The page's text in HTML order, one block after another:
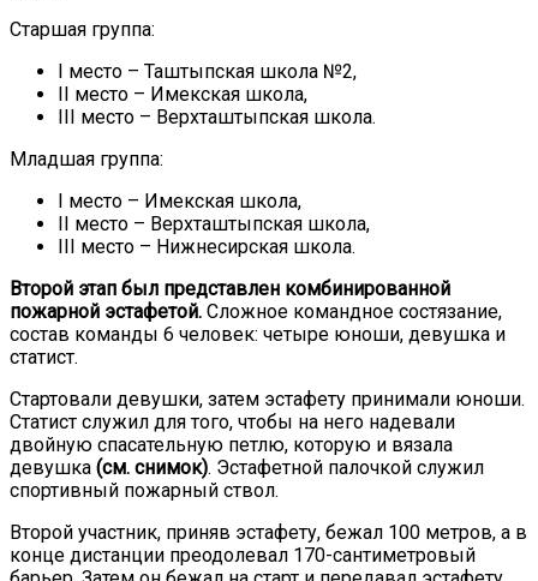
Старшая группа:
I место – Таштыпская школа №2,
II место – Имекская школа,
III место – Верхташтыпская школа.
Младшая группа:
I место – Имекская школа,
II место – Верхташтыпская школа,
III место – Нижнесирская школа.
Второй этап был представлен комбинированной
пожарной эстафетой. Сложное командное состязание,
состав команды 6 человек: четыре юноши, девушка и
статист.
Стартовали девушки, затем эстафету принимали юноши.
Статист служил для того, чтобы на него надевали
двойную спасательную петлю, которую и вязала
девушка (см. снимок). Эстафетной палочкой служил
спортивный пожарный ствол.
Второй участник, приняв эстафету, бежал 100 метров, а в
конце дистанции преодолевал 170-сантиметровый